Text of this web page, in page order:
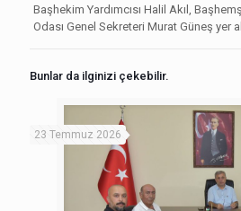
Başhekim Yardımcısı Halil Akıl,
Odası Genel Sekreteri Murat Güneş yer
Bunlar da ilginizi çekebilir.
23 Temmuz 2026